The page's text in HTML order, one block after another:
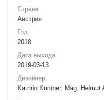
Страна
Австрия
Год
2018
Дата выхода
2019-03-13
Дизайнер
Kathrin Kuntner, Mag. Helmut